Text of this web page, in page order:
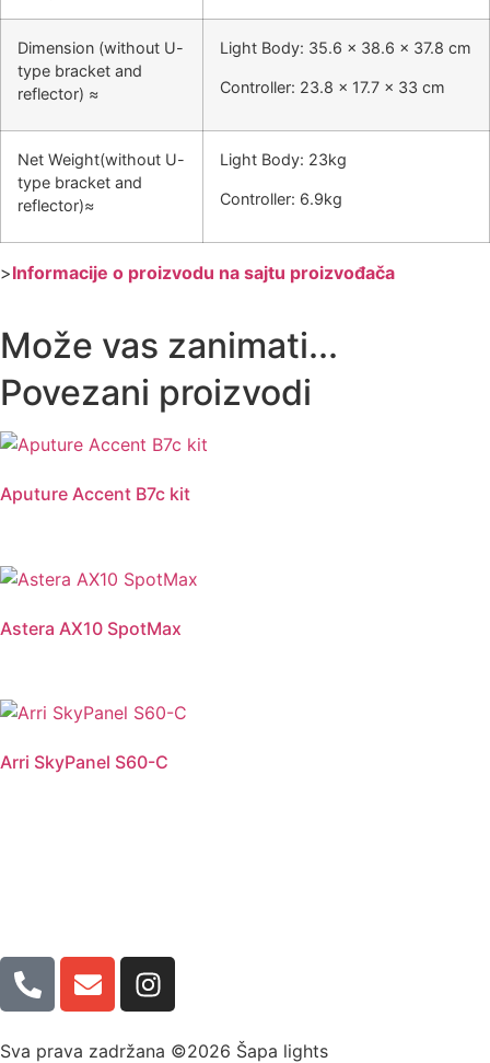
Dimension (without U-
type bracket and
reflector) ≈
Light Body: 35.6 x 38.6 x 37.8 cm
Controller: 23.8 x 17.7 x 33 cm
Net Weight(without U-
type bracket and
reflector)≈
Light Body: 23kg
Controller: 6.9kg
>Informacije o proizvodu na sajtu proizvođača
Može vas zanimati...
Povezani proizvodi
Aputure Accent B7c kit
Astera AX10 SpotMax
Arri SkyPanel S60-C
Sva prava zadržana ©2026 Šapa lights